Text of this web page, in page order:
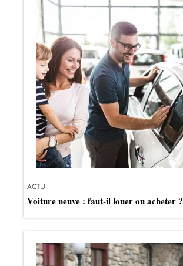
ACTU
Voiture neuve : faut-il louer ou acheter ?